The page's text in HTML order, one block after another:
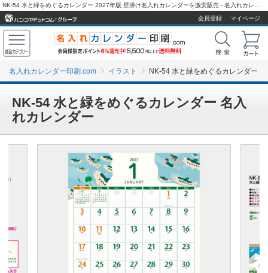
会員登録
マイページ
名入れカレンダー印刷.com イラスト NK-54 水と緑をめぐるカレンダー
NK-54 水と緑をめぐるカレンダー 名入
れカレンダー